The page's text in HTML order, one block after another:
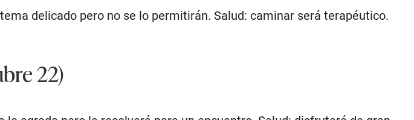
delicado pero no se lo permitirán. Salud: caminar será terapéutico.
22)